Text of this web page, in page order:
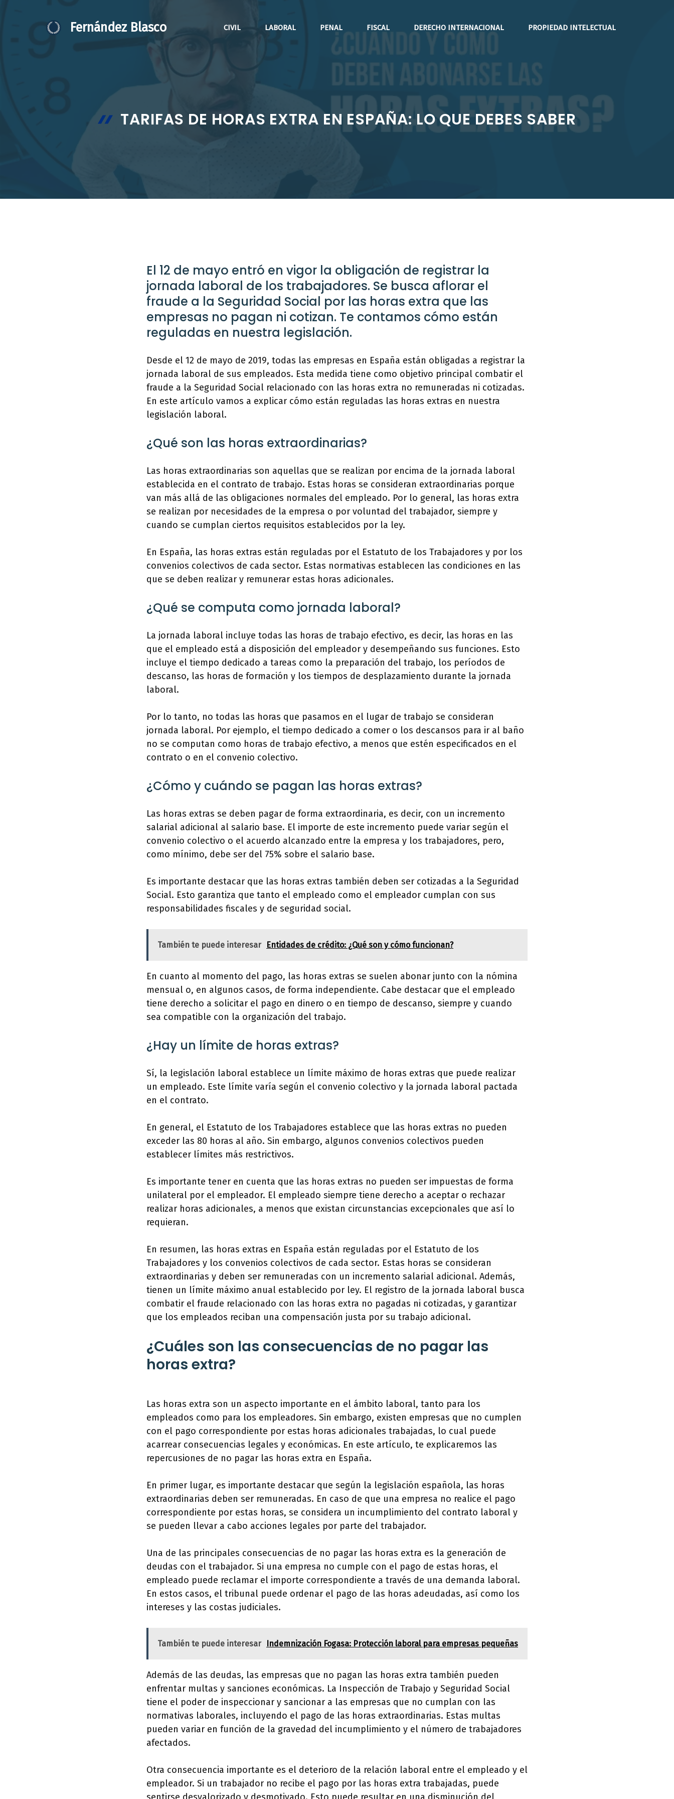
Fernández Blasco CIVIL LABORAL PENAL FISCAL DERECHO INTERNACIONAL PROPIEDAD INTELECTUAL
TARIFAS DE HORAS EXTRA EN ESPAÑA: LO QUE DEBES SABER
El 12 de mayo entró en vigor la obligación de registrar la
jornada laboral de los trabajadores. Se busca aflorar el
fraude a la Seguridad Social por las horas extra que las
empresas no pagan ni cotizan. Te contamos cómo están
reguladas en nuestra legislación.
Desde el 12 de mayo de 2019, todas las empresas en España están obligadas a registrar la
jornada laboral de sus empleados. Esta medida tiene como objetivo principal combatir el
fraude a la Seguridad Social relacionado con las horas extra no remuneradas ni cotizadas.
En este artículo vamos a explicar cómo están reguladas las horas extras en nuestra
legislación laboral.
¿Qué son las horas extraordinarias?
Las horas extraordinarias son aquellas que se realizan por encima de la jornada laboral
establecida en el contrato de trabajo. Estas horas se consideran extraordinarias porque
van más allá de las obligaciones normales del empleado. Por lo general, las horas extra
se realizan por necesidades de la empresa o por voluntad del trabajador, siempre y
cuando se cumplan ciertos requisitos establecidos por la ley.
En España, las horas extras están reguladas por el Estatuto de los Trabajadores y por los
convenios colectivos de cada sector. Estas normativas establecen las condiciones en las
que se deben realizar y remunerar estas horas adicionales.
¿Qué se computa como jornada laboral?
La jornada laboral incluye todas las horas de trabajo efectivo, es decir, las horas en las
que el empleado está a disposición del empleador y desempeñando sus funciones. Esto
incluye el tiempo dedicado a tareas como la preparación del trabajo, los períodos de
descanso, las horas de formación y los tiempos de desplazamiento durante la jornada
laboral.
Por lo tanto, no todas las horas que pasamos en el lugar de trabajo se consideran
jornada laboral. Por ejemplo, el tiempo dedicado a comer o los descansos para ir al baño
no se computan como horas de trabajo efectivo, a menos que estén especificados en el
contrato o en el convenio colectivo.
¿Cómo y cuándo se pagan las horas extras?
Las horas extras se deben pagar de forma extraordinaria, es decir, con un incremento
salarial adicional al salario base. El importe de este incremento puede variar según el
convenio colectivo o el acuerdo alcanzado entre la empresa y los trabajadores, pero,
como mínimo, debe ser del 75% sobre el salario base.
Es importante destacar que las horas extras también deben ser cotizadas a la Seguridad
Social. Esto garantiza que tanto el empleado como el empleador cumplan con sus
responsabilidades fiscales y de seguridad social.
También te puede interesar Entidades de crédito: ¿Qué son y cómo funcionan?
En cuanto al momento del pago, las horas extras se suelen abonar junto con la nómina
mensual o, en algunos casos, de forma independiente. Cabe destacar que el empleado
tiene derecho a solicitar el pago en dinero o en tiempo de descanso, siempre y cuando
sea compatible con la organización del trabajo.
¿Hay un límite de horas extras?
Sí, la legislación laboral establece un límite máximo de horas extras que puede realizar
un empleado. Este límite varía según el convenio colectivo y la jornada laboral pactada
en el contrato.
En general, el Estatuto de los Trabajadores establece que las horas extras no pueden
exceder las 80 horas al año. Sin embargo, algunos convenios colectivos pueden
establecer límites más restrictivos.
Es importante tener en cuenta que las horas extras no pueden ser impuestas de forma
unilateral por el empleador. El empleado siempre tiene derecho a aceptar o rechazar
realizar horas adicionales, a menos que existan circunstancias excepcionales que así lo
requieran.
En resumen, las horas extras en España están reguladas por el Estatuto de los
Trabajadores y los convenios colectivos de cada sector. Estas horas se consideran
extraordinarias y deben ser remuneradas con un incremento salarial adicional. Además,
tienen un límite máximo anual establecido por ley. El registro de la jornada laboral busca
combatir el fraude relacionado con las horas extra no pagadas ni cotizadas, y garantizar
que los empleados reciban una compensación justa por su trabajo adicional.
¿Cuáles son las consecuencias de no pagar las
horas extra?
Las horas extra son un aspecto importante en el ámbito laboral, tanto para los
empleados como para los empleadores. Sin embargo, existen empresas que no cumplen
con el pago correspondiente por estas horas adicionales trabajadas, lo cual puede
acarrear consecuencias legales y económicas. En este artículo, te explicaremos las
repercusiones de no pagar las horas extra en España.
En primer lugar, es importante destacar que según la legislación española, las horas
extraordinarias deben ser remuneradas. En caso de que una empresa no realice el pago
correspondiente por estas horas, se considera un incumplimiento del contrato laboral y
se pueden llevar a cabo acciones legales por parte del trabajador.
Una de las principales consecuencias de no pagar las horas extra es la generación de
deudas con el trabajador. Si una empresa no cumple con el pago de estas horas, el
empleado puede reclamar el importe correspondiente a través de una demanda laboral.
En estos casos, el tribunal puede ordenar el pago de las horas adeudadas, así como los
intereses y las costas judiciales.
También te puede interesar Indemnización Fogasa: Protección laboral para empresas pequeñas
Además de las deudas, las empresas que no pagan las horas extra también pueden
enfrentar multas y sanciones económicas. La Inspección de Trabajo y Seguridad Social
tiene el poder de inspeccionar y sancionar a las empresas que no cumplan con las
normativas laborales, incluyendo el pago de las horas extraordinarias. Estas multas
pueden variar en función de la gravedad del incumplimiento y el número de trabajadores
afectados.
Otra consecuencia importante es el deterioro de la relación laboral entre el empleado y el
empleador. Si un trabajador no recibe el pago por las horas extra trabajadas, puede